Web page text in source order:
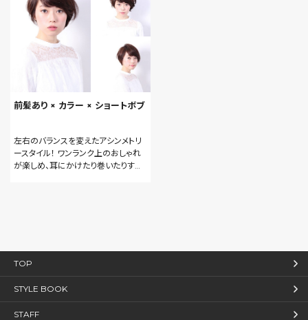
前髪あり × カラー × ショートボブ
左右のバランスを変えたアシンメトリ
ースタイル！ ワンランク上のおしゃれ
が楽しめ、耳にかけたり巻いたりする
TOP
STYLE BOOK
STAFF